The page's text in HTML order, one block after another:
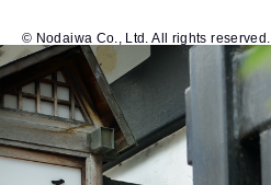
© Nodaiwa Co., Ltd. All rights reserved.